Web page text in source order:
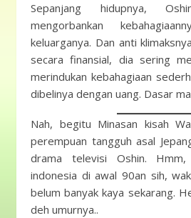
Sepanjang hidupnya,
mengorbankan
keluarganya. Dan anti
secara finansial, dia sering
merindukan kebahagiaan
dibelinya dengan uang. Dasar
Nah, begitu Minasan kisah
perempuan tangguh asal
drama televisi Oshin.
indonesia di awal 90an sih,
belum banyak kaya sekarang.
deh umurnya..